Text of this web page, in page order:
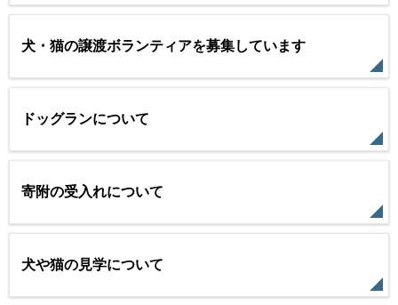
犬・猫の譲渡ボランティアを募集しています
ドッグランについて
寄附の受入れについて
犬や猫の見学について